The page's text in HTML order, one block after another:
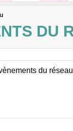
DU
du réseau